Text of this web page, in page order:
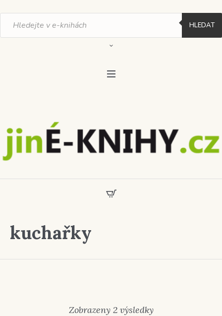
Products
search HLEDAT
kuchařky
Zobrazeny 2 výsledkySeřazeno